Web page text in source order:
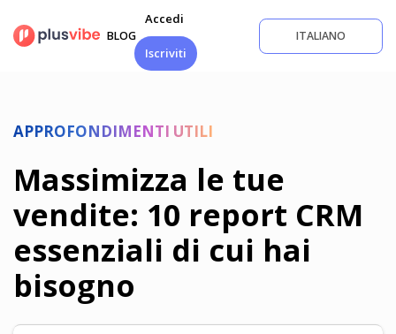
contenuto
BLOG
Accedi
Iscriviti
ITALIANO
APPROFONDIMENTI UTILI
Massimizza le tue
vendite: 10 report CRM
essenziali di cui hai
bisogno